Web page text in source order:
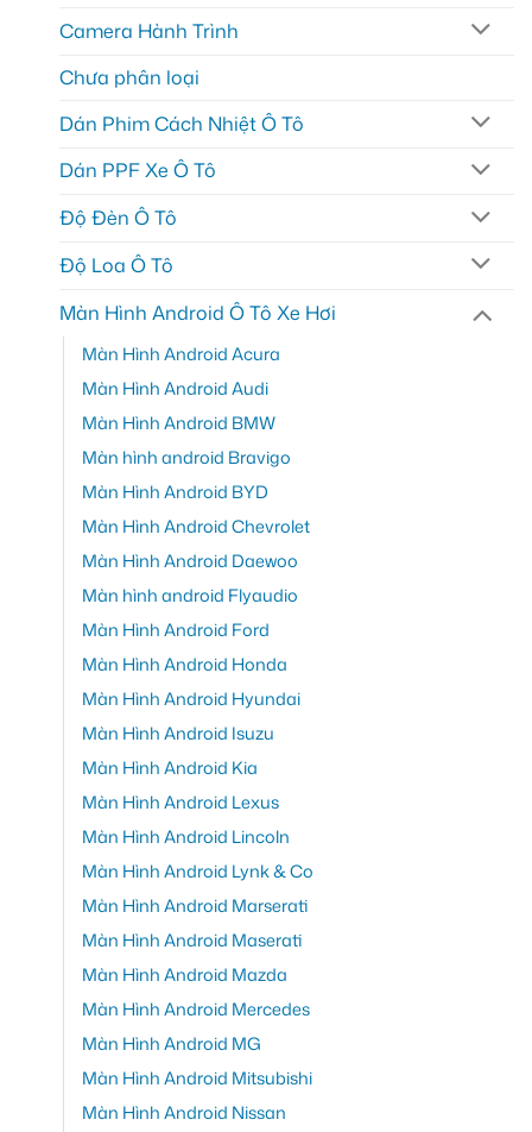
Camera Hành Trình
Chưa phân loại
Dán Phim Cách Nhiệt Ô Tô
Dán PPF Xe Ô Tô
Độ Đèn Ô Tô
Độ Loa Ô Tô
Màn Hình Android Ô Tô Xe Hơi
Màn Hình Android Acura
Màn Hình Android Audi
Màn Hình Android BMW
Màn hình android Bravigo
Màn Hình Android BYD
Màn Hình Android Chevrolet
Màn Hình Android Daewoo
Màn hình android Flyaudio
Màn Hình Android Ford
Màn Hình Android Honda
Màn Hình Android Hyundai
Màn Hình Android Isuzu
Màn Hình Android Kia
Màn Hình Android Lexus
Màn Hình Android Lincoln
Màn Hình Android Lynk & Co
Màn Hình Android Marserati
Màn Hình Android Maserati
Màn Hình Android Mazda
Màn Hình Android Mercedes
Màn Hình Android MG
Màn Hình Android Mitsubishi
Màn Hình Android Nissan